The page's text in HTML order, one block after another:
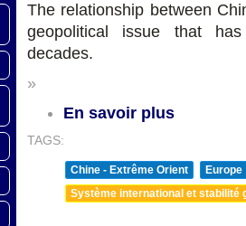
The relationship between
geopolitical issue that
decades.
»
En savoir plus
TAGS:
Chine - Extrême Orient
Europe
Système international et stabilité